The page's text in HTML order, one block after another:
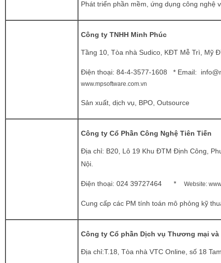
Phát triển phần mềm, ứng dụng công nghệ
Công ty TNHH Minh Phúc
Tầng 10, Tòa nhà Sudico, KĐT Mễ Trì, Mỹ
Điện thoại: 84-4-3577-1608 * Email:
www.mpsoftware.com.vn
Sản xuất, dịch vụ, BPO, Outsource
Công ty Cổ Phần Công Nghệ Tiên Tiến
Địa chỉ: B20, Lô 19 Khu ĐTM Định Công,
Nội.
Điện thoại: 024 39727464 * Website:
Cung cấp các PM tính toán mô phỏng kỹ
Công ty Cổ phần Dịch vụ Thương mại và
Địa chỉ:T.18, Tòa nhà VTC Online, số 18